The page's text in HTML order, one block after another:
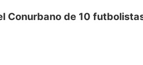
Conurbano de 10